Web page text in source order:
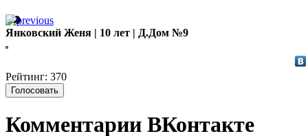
Янковский Женя | 10 лет | Д.Дом №9
Рейтинг: 370
Комментарии ВКонтакте